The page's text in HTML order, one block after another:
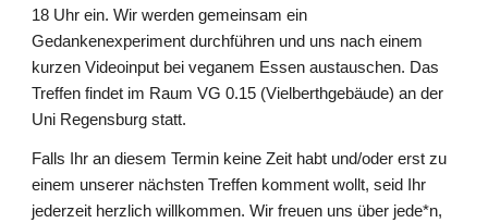
18 Uhr ein. Wir werden gemeinsam ein
Gedankenexperiment durchführen und uns nach einem
kurzen Videoinput bei veganem Essen austauschen. Das
Treffen findet im Raum VG 0.15 (Vielberthgebäude) an der
Uni Regensburg statt.
Falls Ihr an diesem Termin keine Zeit habt und/oder erst zu
einem unserer nächsten Treffen komment wollt, seid Ihr
jederzeit herzlich willkommen. Wir freuen uns über jede*n,